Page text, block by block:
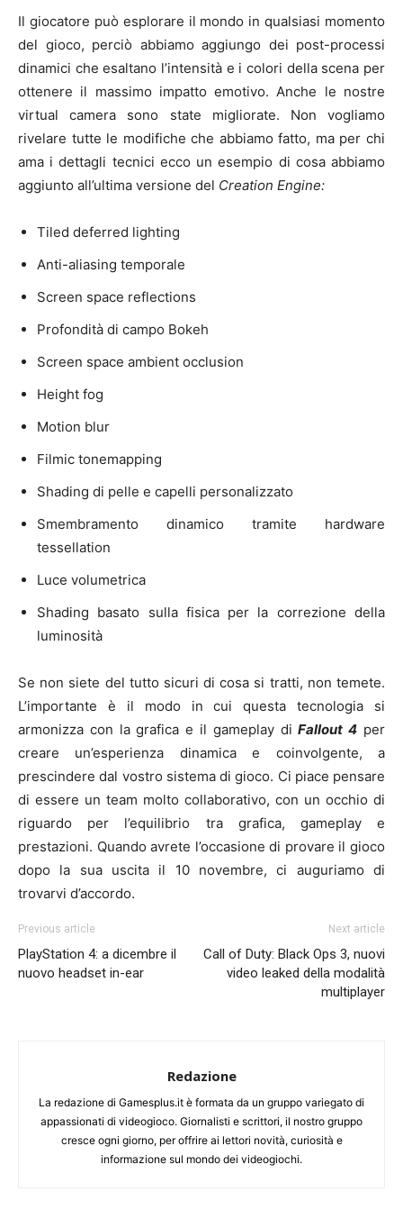
Il giocatore può esplorare il mondo in qualsiasi momento
del gioco, perciò abbiamo aggiungo dei post-processi
dinamici che esaltano l’intensità e i colori della scena per
ottenere il massimo impatto emotivo. Anche le nostre
virtual camera sono state migliorate. Non vogliamo
rivelare tutte le modifiche che abbiamo fatto, ma per chi
ama i dettagli tecnici ecco un esempio di cosa abbiamo
aggiunto all’ultima versione del Creation Engine:
Tiled deferred lighting
Anti-aliasing temporale
Screen space reflections
Profondità di campo Bokeh
Screen space ambient occlusion
Height fog
Motion blur
Filmic tonemapping
Shading di pelle e capelli personalizzato
Smembramento dinamico tramite hardware
tessellation
Luce volumetrica
Shading basato sulla fisica per la correzione della
luminosità
Se non siete del tutto sicuri di cosa si tratti, non temete.
L’importante è il modo in cui questa tecnologia si
armonizza con la grafica e il gameplay diFallout 4 per
creare un’esperienza dinamica e coinvolgente, a
prescindere dal vostro sistema di gioco. Ci piace pensare
di essere un team molto collaborativo, con un occhio di
riguardo per l’equilibrio tra grafica, gameplay e
prestazioni. Quando avrete l’occasione di provare il gioco
dopo la sua uscita il 10 novembre, ci auguriamo di
trovarvi d’accordo.
Previous article
PlayStation 4: a dicembre il
nuovo headset in-ear
Next article
Call of Duty: Black Ops 3, nuovi
video leaked della modalità
multiplayer
Redazione
La redazione di Gamesplus.it è formata da un gruppo variegato di
appassionati di videogioco. Giornalisti e scrittori, il nostro gruppo
cresce ogni giorno, per offrire ai lettori novità, curiosità e
informazione sul mondo dei videogiochi.